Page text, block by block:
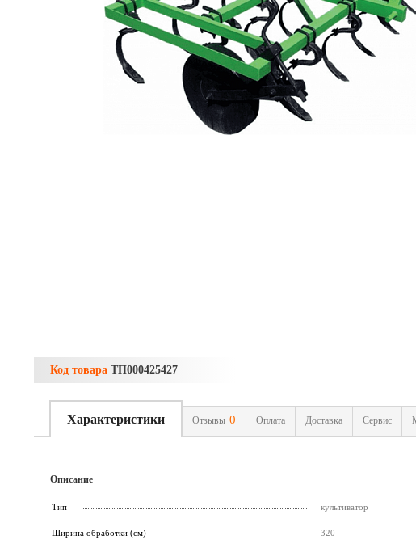
Код товара ТП000425427
Характеристики Отзывы 0 Оплата Доставка Сервис
Описание
Тип культиватор
Ширина обработки (см) 320